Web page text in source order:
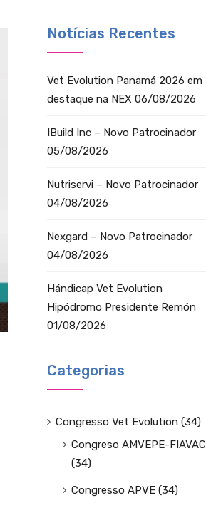
Notícias Recentes
Vet Evolution Panamá 2026 em
destaque na NEX 06/08/2026
IBuild Inc – Novo Patrocinador
05/08/2026
Nutriservi – Novo Patrocinador
04/08/2026
Nexgard – Novo Patrocinador
04/08/2026
Hándicap Vet Evolution
Hipódromo Presidente Remón
01/08/2026
Categorias
Congresso Vet Evolution (34)
Congreso AMVEPE-FIAVAC
(34)
Congresso APVE (34)